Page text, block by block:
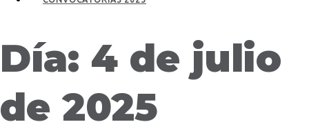
Día: 4 de julio
de 2025